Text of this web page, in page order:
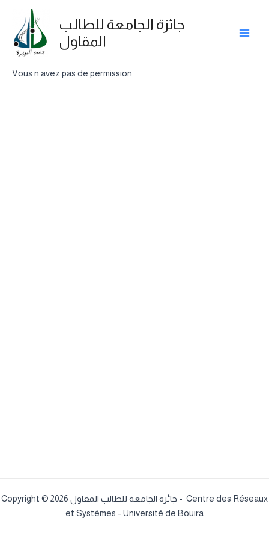
content
جائزة الجامعة للطالب
المقاول
Vous n avez pas de permission
Copyright © 2026 جائزة الجامعة للطالب المقاول - Centre des Réseaux
et Systèmes - Université de Bouira